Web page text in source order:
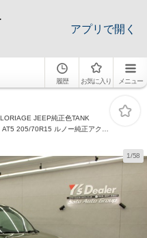
アプリで開く
履歴 お気に入り メニュー
JEEP純正色TANK
205/70R15 ルノー純正アクセ
1/58